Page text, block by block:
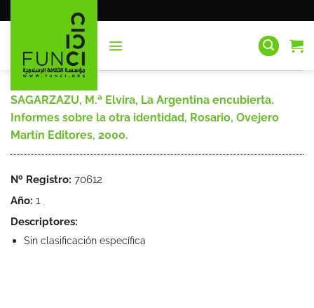
al
SAGARZAZU, M.ª Elvira, La Argentina encubierta.
Informes sobre la otra identidad, Rosario, Ovejero
Martín Editores, 2000.
Nº Registro: 70612
Año: 1
Descriptores:
Sin clasificación específica